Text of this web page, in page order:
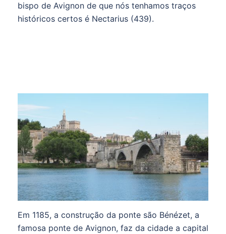
bispo de Avignon de que nós tenhamos traços
históricos certos é Nectarius (439).
Em 1185, a construção da ponte são Bénézet, a
famosa ponte de Avignon, faz da cidade a capital